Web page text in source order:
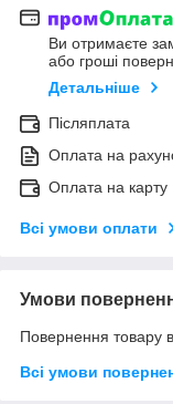
Ви отримаєте
або гроші
Детальніше
Післяплата
Оплата на
Оплата на карту
Всі умови оплати
Умови
Повернення товару
Всі умови